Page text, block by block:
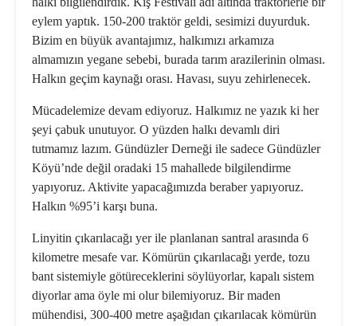
eylem yaptık. 150-200 traktör geldi, sesimizi duyurduk.
Bizim en büyük avantajımız, halkımızı arkamıza
almamızın yegane sebebi, burada tarım arazilerinin olması.
Halkın geçim kaynağı orası. Havası, suyu zehirlenecek.
Mücadelemize devam ediyoruz. Halkımız ne yazık ki her
şeyi çabuk unutuyor. O yüzden halkı devamlı diri
tutmamız lazım. Gündüzler Derneği ile sadece Gündüzler
Köyü’nde değil oradaki 15 mahallede bilgilendirme
yapıyoruz. Aktivite yapacağımızda beraber yapıyoruz.
Halkın %95’i karşı buna.
Linyitin çıkarılacağı yer ile planlanan santral arasında 6
kilometre mesafe var. Kömürün çıkarılacağı yerde, tozu
bant sistemiyle götüreceklerini söylüyorlar, kapalı sistem
diyorlar ama öyle mi olur bilemiyoruz. Bir maden
mühendisi, 300-400 metre aşağıdan çıkarılacak kömürün